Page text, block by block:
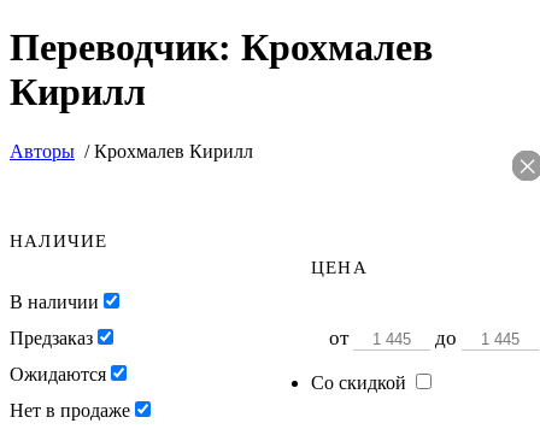
Переводчик: Крохмалев
Кирилл
Авторы /Крохмалев Кирилл
НАЛИЧИЕ
В наличии
Предзаказ
Ожидаются
Нет в продаже
ЦЕНА
от до
Со скидкой